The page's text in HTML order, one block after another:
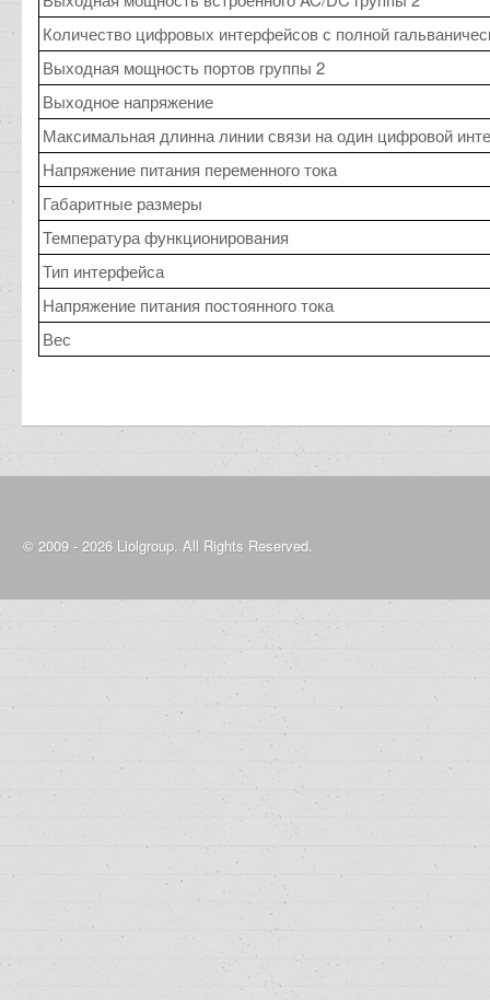
Количество цифровых интерфейсов с полной
Выходная мощность портов группы 2
Выходное напряжение
Максимальная длинна линии связи на один цифровой
Напряжение питания переменного тока
Габаритные размеры
Температура функционирования
Тип интерфейса
Напряжение питания постоянного тока
Вес
© 2009 - 2026 Liolgroup. All Rights Reserved.